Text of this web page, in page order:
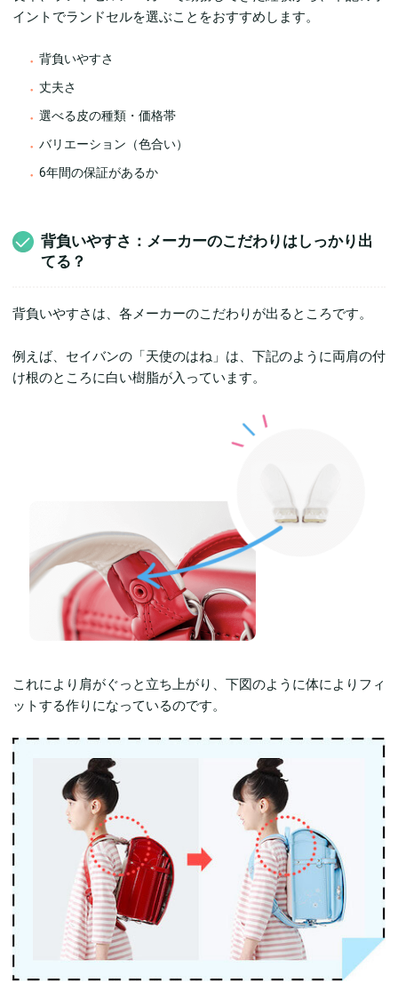
イントでランドセルを選ぶことをおすすめします。
背負いやすさ
丈夫さ
選べる皮の種類・価格帯
バリエーション（色合い）
6年間の保証があるか
背負いやすさ：メーカーのこだわりはしっかり出
てる？
背負いやすさは、各メーカーのこだわりが出るところです。
例えば、セイバンの「天使のはね」は、下記のように両肩の付
け根のところに白い樹脂が入っています。
これにより肩がぐっと立ち上がり、下図のように体によりフィ
ットする作りになっているのです。